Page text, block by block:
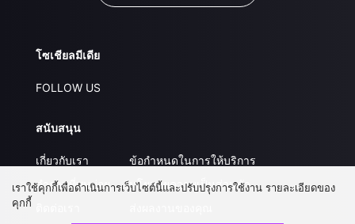
โซเชียลมีเดีย
FOLLOW US
สนับสนุน
เกี่ยวกับเรา
คำถามที่พบบ่อย
ข้อกำหนดในการให้บริการ
นโยบายความเป็นส่วนตัว
เราใช้คุกกี้เพื่อดำเนินการเว็บไซต์นี้และปรับปรุงการใช้งาน รายละเอียดของ
คุกกี้